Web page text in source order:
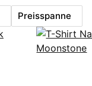
Preisspanne